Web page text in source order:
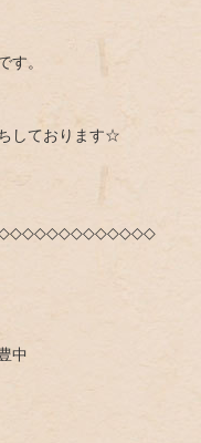
す。
しております☆
中